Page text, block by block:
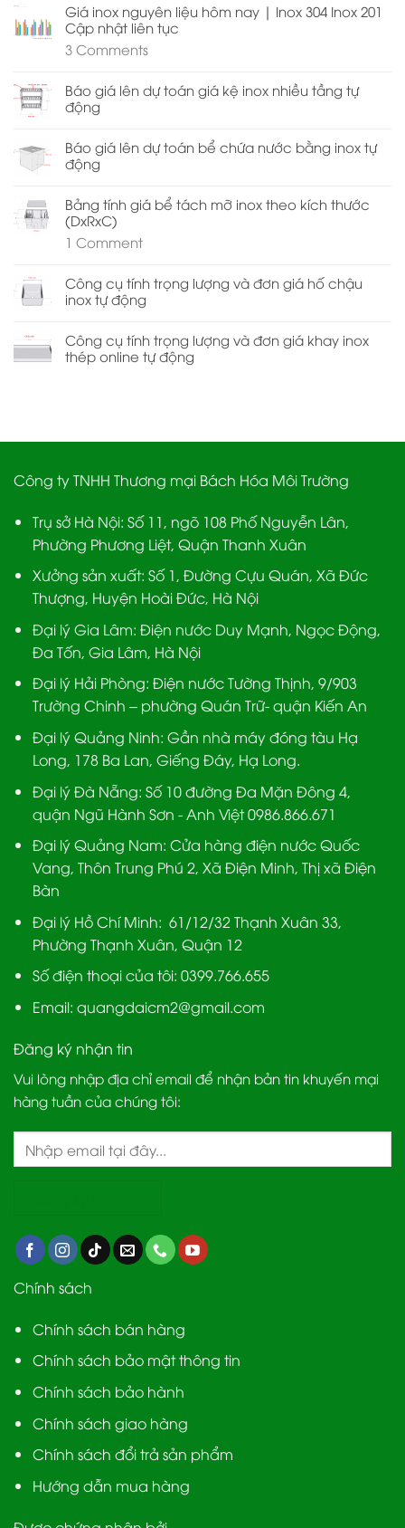
Giá inox nguyên liệu hôm nay | Inox 304 Inox 201
Cập nhật liên tục
3 Comments
Báo giá lên dự toán giá kệ inox nhiều tầng tự
động
Báo giá lên dự toán bể chứa nước bằng inox tự
động
Bảng tính giá bể tách mỡ inox theo kích thước
(DxRxC)
1 Comment
Công cụ tính trọng lượng và đơn giá hố chậu
inox tự động
Công cụ tính trọng lượng và đơn giá khay inox
thép online tự động
Công ty TNHH Thương mại Bách Hóa Môi Trường
Trụ sở Hà Nội: Số 11, ngõ 108 Phố Nguyễn Lân,
Phường Phương Liệt, Quận Thanh Xuân
Xưởng sản xuất: Số 1, Đường Cựu Quán, Xã Đức
Thượng, Huyện Hoài Đức, Hà Nội
Đại lý Gia Lâm: Điện nước Duy Mạnh, Ngọc Động,
Đa Tốn, Gia Lâm, Hà Nội
Đại lý Hải Phòng: Điện nước Tường Thịnh, 9/903
Trường Chinh – phường Quán Trữ- quận Kiến An
Đại lý Quảng Ninh: Gần nhà máy đóng tàu Hạ
Long, 178 Ba Lan, Giếng Đáy, Hạ Long.
Đại lý Đà Nẵng: Số 10 đường Đa Mặn Đông 4,
quận Ngũ Hành Sơn - Anh Việt 0986.866.671
Đại lý Quảng Nam: Cửa hàng điện nước Quốc
Vang, Thôn Trung Phú 2, Xã Điện Minh, Thị xã Điện
Bàn
Đại lý Hồ Chí Minh: 61/12/32 Thạnh Xuân 33,
Phường Thạnh Xuân, Quận 12
Số điện thoại của tôi: 0399.766.655
Email: quangdaicm2@gmail.com
Đăng ký nhận tin
Vui lòng nhập địa chỉ email để nhận bản tin khuyến mại
hàng tuần của chúng tôi:
Chính sách
Chính sách bán hàng
Chính sách bảo mật thông tin
Chính sách bảo hành
Chính sách giao hàng
Chính sách đổi trả sản phẩm
Hướng dẫn mua hàng